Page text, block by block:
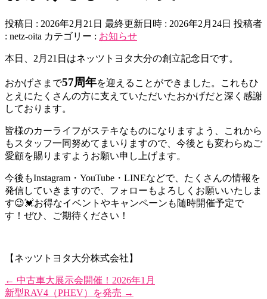
投稿日 : 2026年2月21日 最終更新日時 : 2026年2月24日 投稿者
: netz-oita カテゴリー : お知らせ
本日、2月21日はネッツトヨタ大分の創立記念日です。
おかげさまで57周年を迎えることができました。これもひ
とえにたくさんの方に支えていただいたおかげだと深く感謝
しております。
皆様のカーライフがステキなものになりますよう、これから
もスタッフ一同努めてまいりますので、今後とも変わらぬご
愛顧を賜りますようお願い申し上げます。
今後もInstagram・YouTube・LINEなどで、たくさんの情報を
発信していきますので、フォローもよろしくお願いいたしま
す😉💓お得なイベントやキャンペーンも随時開催予定で
す！ぜひ、ご期待ください！
【ネッツトヨタ大分株式会社】
← 中古車大展示会開催！2026年1月
新型RAV4（PHEV）を発売 →